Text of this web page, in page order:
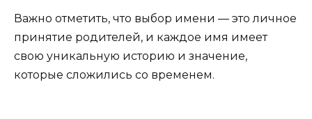
Важно отметить, что выбор имени — это личное
принятие родителей, и каждое имя имеет
свою уникальную историю и значение,
которые сложились со временем.